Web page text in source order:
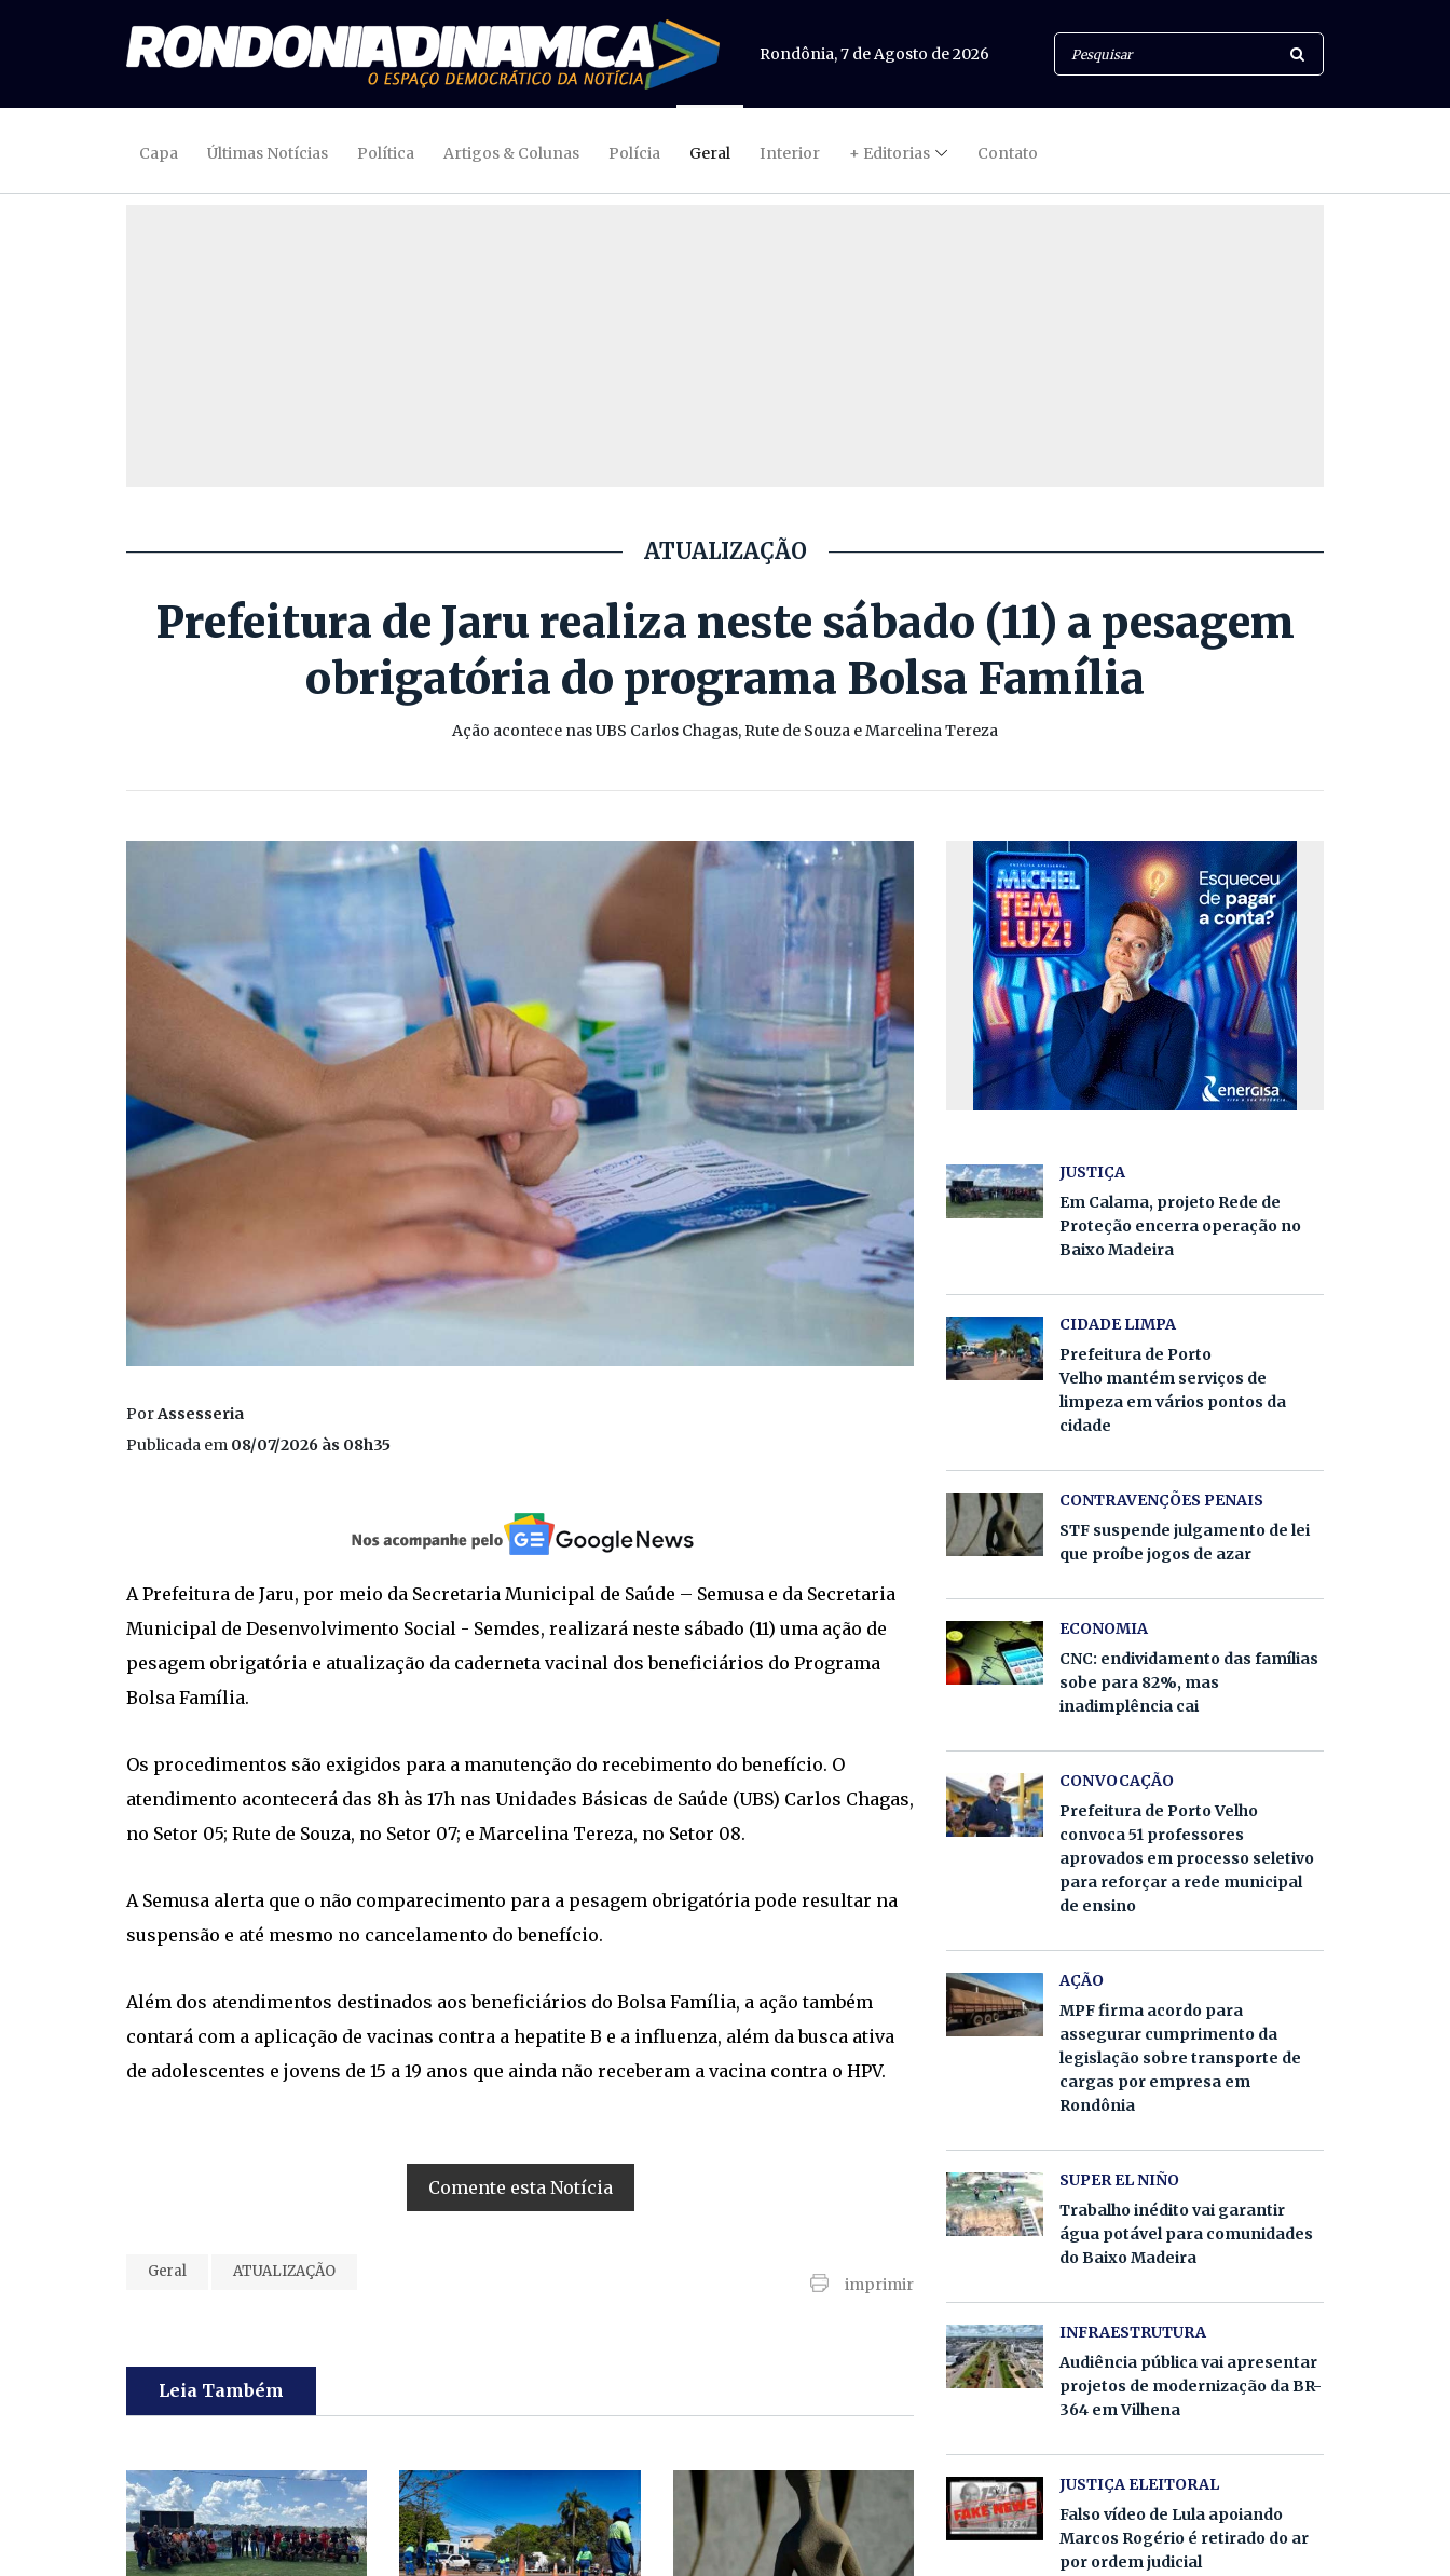
Rondônia, 7 de Agosto de 2026
Capa Últimas Notícias Política Artigos & Colunas Polícia Geral Interior + Editorias Contato
ATUALIZAÇÃO
Prefeitura de Jaru realiza neste sábado (11) a pesagem
obrigatória do programa Bolsa Família
Ação acontece nas UBS Carlos Chagas, Rute de Souza e Marcelina Tereza
PorAssesseria
Publicada em 08/07/2026 às 08h35
A Prefeitura de Jaru, por meio da Secretaria Municipal de Saúde – Semusa e da Secretaria
Municipal de Desenvolvimento Social - Semdes, realizará neste sábado (11) uma ação de
pesagem obrigatória e atualização da caderneta vacinal dos beneficiários do Programa
Bolsa Família.
Os procedimentos são exigidos para a manutenção do recebimento do benefício. O
atendimento acontecerá das 8h às 17h nas Unidades Básicas de Saúde (UBS) Carlos Chagas,
no Setor 05; Rute de Souza, no Setor 07; e Marcelina Tereza, no Setor 08.
A Semusa alerta que o não comparecimento para a pesagem obrigatória pode resultar na
suspensão e até mesmo no cancelamento do benefício.
Além dos atendimentos destinados aos beneficiários do Bolsa Família, a ação também
contará com a aplicação de vacinas contra a hepatite B e a influenza, além da busca ativa
de adolescentes e jovens de 15 a 19 anos que ainda não receberam a vacina contra o HPV.
Comente esta Notícia
Geral ATUALIZAÇÃO
imprimir
Leia Também
JUSTIÇA
Em Calama, projeto Rede de
Proteção encerra operação no
Baixo Madeira
CIDADE LIMPA
Prefeitura de Porto
Velho mantém serviços de
limpeza em vários pontos da
cidade
CONTRAVENÇÕES PENAIS
STF suspende julgamento de lei
que proíbe jogos de azar
ECONOMIA
CNC: endividamento das famílias
sobe para 82%, mas
inadimplência cai
CONVOCAÇÃO
Prefeitura de Porto Velho
convoca 51 professores
aprovados em processo seletivo
para reforçar a rede municipal
de ensino
AÇÃO
MPF firma acordo para
assegurar cumprimento da
legislação sobre transporte de
cargas por empresa em
Rondônia
SUPER EL NIÑO
Trabalho inédito vai garantir
água potável para comunidades
do Baixo Madeira
INFRAESTRUTURA
Audiência pública vai apresentar
projetos de modernização da BR-
364 em Vilhena
JUSTIÇA ELEITORAL
Falso vídeo de Lula apoiando
Marcos Rogério é retirado do ar
por ordem judicial